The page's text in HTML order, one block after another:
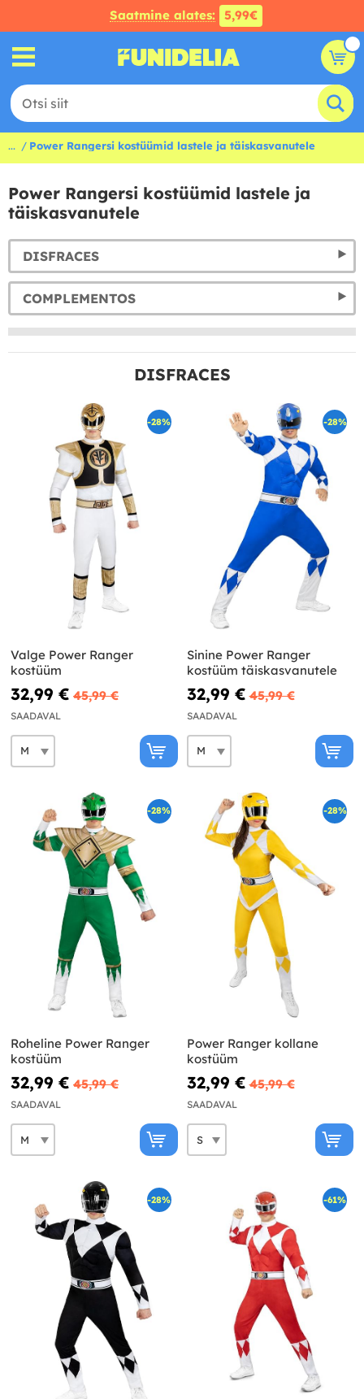
Saatmine alates: 5,99€
... Power Rangersi kostüümid lastele ja täiskasvanutele
Power Rangersi kostüümid lastele ja
täiskasvanutele
DISFRACES
COMPLEMENTOS
DISFRACES
-28%
Valge Power Ranger
kostüüm
32,99 € 45,99 €
SAADAVAL
-28%
Sinine Power Ranger
kostüüm täiskasvanutele
32,99 € 45,99 €
SAADAVAL
-28%
Roheline Power Ranger
kostüüm
32,99 € 45,99 €
SAADAVAL
-28%
Power Ranger kollane
kostüüm
32,99 € 45,99 €
SAADAVAL
-28% -61%